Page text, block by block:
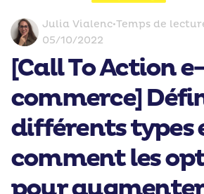
Julia Vialenc•Temps de
05/10/2022
[Call To Action e-
commerce]
différents types
comment les